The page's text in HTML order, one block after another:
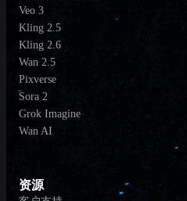
Veo 3
Kling 2.5
Kling 2.6
Wan 2.5
Pixverse
Sora 2
Grok Imagine
Wan AI
资源